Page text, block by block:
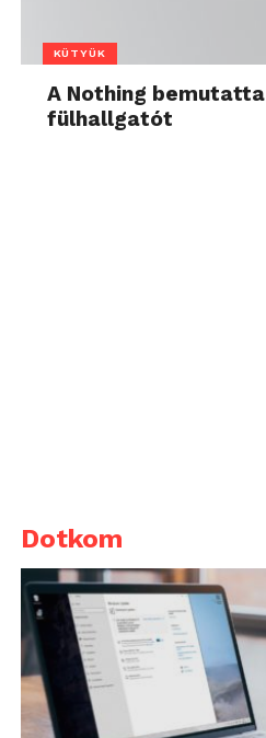
KÜTYÜK
A Nothing
fülhallgatót
Dotkom